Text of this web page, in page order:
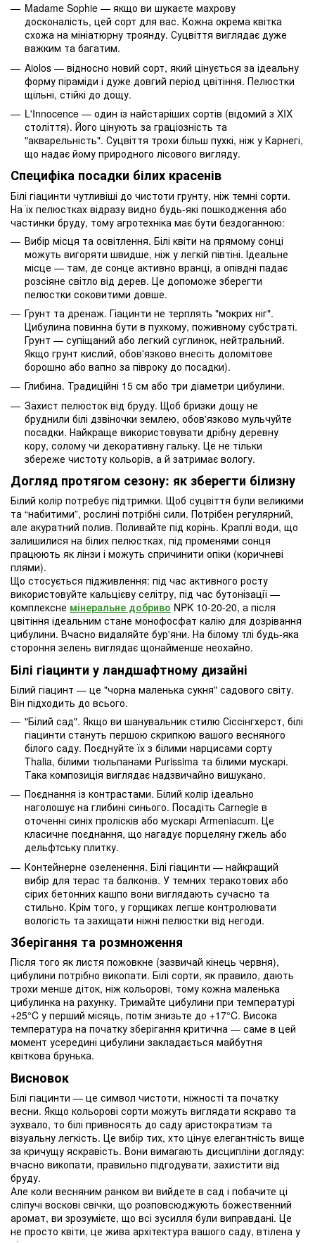
Madame Sophie — якщо ви шукаєте махрову
досконалість, цей сорт для вас. Кожна окрема квітка
схожа на мініатюрну троянду. Суцвіття виглядає дуже
важким та багатим.
Aiolos — відносно новий сорт, який цінується за ідеальну
форму піраміди і дуже довгий період цвітіння. Пелюстки
щільні, стійкі до дощу.
L'Innocence — один із найстаріших сортів (відомий з XIX
століття). Його цінують за граціозність та
"акварельність". Суцвіття трохи більш пухкі, ніж у Карнегі,
що надає йому природного лісового вигляду.
Специфіка посадки білих красенів
Білі гіацинти чутливіші до чистоти грунту, ніж темні сорти.
На їх пелюстках відразу видно будь-які пошкодження або
частинки бруду, тому агротехніка має бути бездоганною:
Вибір місця та освітлення. Білі квіти на прямому сонці
можуть вигоряти швидше, ніж у легкій півтіні. Ідеальне
місце — там, де сонце активно вранці, а опівдні падає
розсіяне світло від дерев. Це допоможе зберегти
пелюстки соковитими довше.
Грунт та дренаж. Гіацинти не терплять "мокрих ніг".
Цибулина повинна бути в пухкому, поживному субстраті.
Грунт — супіщаний або легкий суглинок, нейтральний.
Якщо грунт кислий, обов'язково внесіть доломітове
борошно або вапно за півроку до посадки).
Глибина. Традиційні 15 см або три діаметри цибулини.
Захист пелюсток від бруду. Щоб бризки дощу не
бруднили білі дзвіночки землею, обов'язково мульчуйте
посадки. Найкраще використовувати дрібну деревну
кору, солому чи декоративну гальку. Це не тільки
збереже чистоту кольорів, а й затримає вологу.
Догляд протягом сезону: як зберегти білизну
Білий колір потребує підтримки. Щоб суцвіття були великими
та “набитими”, рослині потрібні сили. Потрібен регулярний,
але акуратний полив. Поливайте під корінь. Краплі води, що
залишилися на білих пелюстках, під променями сонця
працюють як лінзи і можуть спричинити опіки (коричневі
плями).
Що стосується підживлення: під час активного росту
використовуйте кальцієву селітру, під час бутонізації —
комплексне мінеральне добриво NPK 10-20-20, а після
цвітіння ідеальним стане монофосфат калію для дозрівання
цибулини. Вчасно видаляйте бур'яни. На білому тлі будь-яка
стороння зелень виглядає щонайменше неохайно.
Білі гіацинти у ландшафтному дизайні
Білий гіацинт — це "чорна маленька сукня" садового світу.
Він підходить до всього.
"Білий сад". Якщо ви шанувальник стилю Сіссінгхерст, білі
гіацинти стануть першою скрипкою вашого весняного
білого саду. Поєднуйте їх з білими нарцисами сорту
Thalia, білими тюльпанами Purissima та білими мускарі.
Така композиція виглядає надзвичайно вишукано.
Поєднання із контрастами. Білий колір ідеально
наголошує на глибині синього. Посадіть Carnegie в
оточенні синіх пролісків або мускарі Armeniacum. Це
класичне поєднання, що нагадує порцеляну гжель або
дельфтську плитку.
Контейнерне озеленення. Білі гіацинти — найкращий
вибір для терас та балконів. У темних теракотових або
сірих бетонних кашпо вони виглядають сучасно та
стильно. Крім того, у горщиках легше контролювати
вологість та захищати ніжні пелюстки від негоди.
Зберігання та розмноження
Після того як листя пожовкне (зазвичай кінець червня),
цибулини потрібно викопати. Білі сорти, як правило, дають
трохи менше діток, ніж кольорові, тому кожна маленька
цибулинка на рахунку. Тримайте цибулини при температурі
+25°C у перший місяць, потім знизьте до +17°C. Висока
температура на початку зберігання критична — саме в цей
момент усередині цибулини закладається майбутня
квіткова брунька.
Висновок
Білі гіацинти — це символ чистоти, ніжності та початку
весни. Якщо кольорові сорти можуть виглядати яскраво та
зухвало, то білі привносять до саду аристократизм та
візуальну легкість. Це вибір тих, хто цінує елегантність вище
за кричущу яскравість. Вони вимагають дисципліни догляду:
вчасно викопати, правильно підгодувати, захистити від
бруду.
Але коли весняним ранком ви вийдете в сад і побачите ці
сліпучі воскові свічки, що розповсюджують божественний
аромат, ви зрозумієте, що всі зусилля були виправдані. Це
не просто квіти, це жива архітектура вашого саду, втілена у